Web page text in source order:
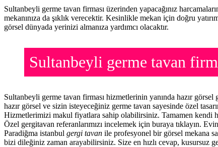
Sultanbeyli germe tavan firması üzerinden yapacağınız
mekanınıza da şıklık verecektir. Kesinlikle mekan için doğru
görsel dünyada yerinizi almanıza yardımcı olacaktır.
Sultanbeyli germe tavan
Sultanbeyli germe tavan firması hizmetlerinin yanında hazır
hazır görsel ve sizin isteyeceğiniz germe tavan sayesinde özel
Hizmetlerimizi makul fiyatlara sahip olabilirsiniz. Tamamen kendi
Özel gergitavan referanlarımızı incelemek için buraya tıklayın.
Paradiğma istanbul gergi tavan ile profesyonel bir görsel mekana
bizi dileğiniz zaman arayabilirsiniz. Size en hızlı cevap, kusursuz